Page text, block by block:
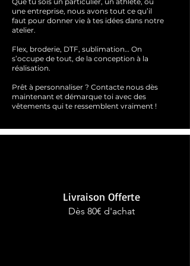
une entreprise, nous avons tout ce qu’il
faut pour donner vie à tes idées dans notre
atelier.
Flex, broderie, DTF, sublimation… On
s’occupe de tout, de la conception à la
réalisation.
Prêt à personnaliser ? Contacte nous dès
maintenant et démarque toi avec des
vêtements qui te ressemblent vraiment !
Livraison Offerte
Dès 80€ d'achat